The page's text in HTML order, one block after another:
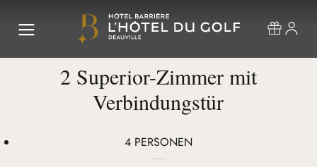
2 Superior-Zimmer mit
Verbindungstür
4 PERSONEN